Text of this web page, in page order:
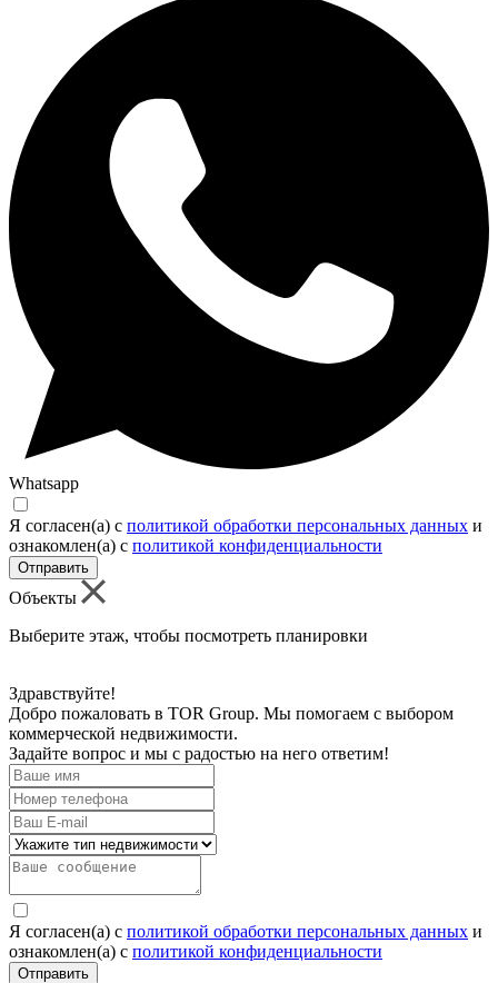
Whatsapp
Я согласен(а) c политикой обработки персональных данных и
ознакомлен(а) с политикой конфиденциальности
Отправить
Объекты
Выберите этаж, чтобы посмотреть планировки
Здравствуйте!
Добро пожаловать в TOR Group. Мы помогаем с выбором
коммерческой недвижимости.
Задайте вопрос и мы с радостью на него ответим!
Я согласен(а) c политикой обработки персональных данных и
ознакомлен(а) с политикой конфиденциальности
Отправить